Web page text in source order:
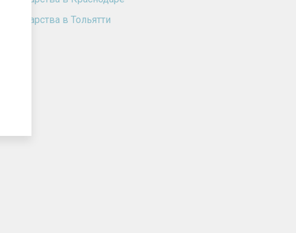
Лекарства в Тольятти